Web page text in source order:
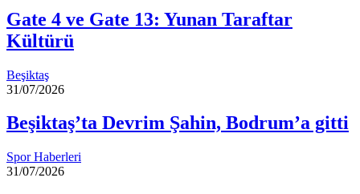
Gate 4 ve Gate 13: Yunan Taraftar
Kültürü
Beşiktaş
31/07/2026
Beşiktaş’ta Devrim Şahin, Bodrum’a gitti
Spor Haberleri
31/07/2026